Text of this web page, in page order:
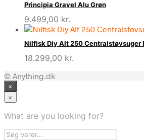
Principia Gravel Alu Grøn
9.499,00 kr.
Nilfisk Diy Alt 250 Centralstøvsuger
18.299,00 kr.
© Anything.dk
×
×
What are you looking for?